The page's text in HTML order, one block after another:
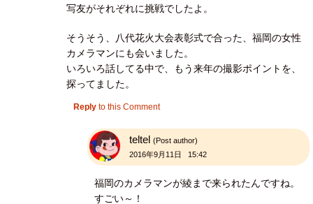
写友がそれぞれに挑戦でしたよ。
そうそう、八代花火大会表彰式で合った、福岡の女性
カメラマンにも会いました。
いろいろ話してる中で、もう来年の撮影ポイントを、
探ってました。
Reply to this Comment
teltel (Post author)
2016年9月11日 15:42
福岡のカメラマンが綾まで来られたんですね。
すごい～！